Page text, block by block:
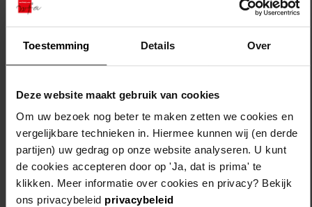
Toestemming Details Over
Deze website maakt gebruik van cookies
Om uw bezoek nog beter te maken zetten we cookies en
vergelijkbare technieken in. Hiermee kunnen wij (en derde
partijen) uw gedrag op onze website analyseren. U kunt
de cookies accepteren door op 'Ja, dat is prima' te
klikken. Meer informatie over cookies en privacy? Bekijk
ons privacybeleid privacybeleid
plaats straat huisnummerdatum
opmeer a.c. de
graafweg
2
1996
opmeer a.c. de
graafweg
-
opmeer a.c. de